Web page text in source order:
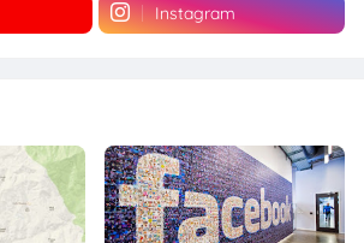
Instagram